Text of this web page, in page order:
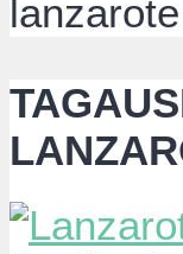
lanzarote